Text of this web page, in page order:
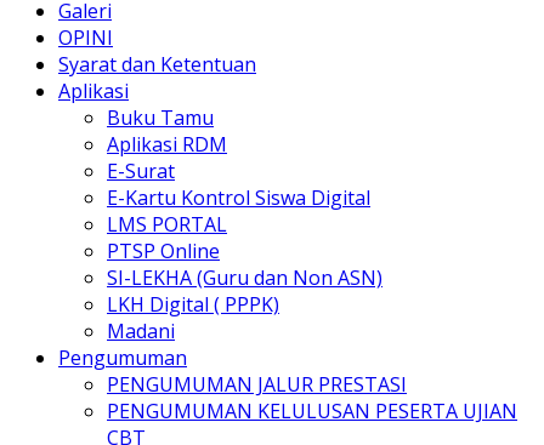
Galeri
OPINI
Syarat dan Ketentuan
Aplikasi
Buku Tamu
Aplikasi RDM
E-Surat
E-Kartu Kontrol Siswa Digital
LMS PORTAL
PTSP Online
SI-LEKHA (Guru dan Non ASN)
LKH Digital ( PPPK)
Madani
Pengumuman
PENGUMUMAN JALUR PRESTASI
PENGUMUMAN KELULUSAN PESERTA UJIAN
CBT